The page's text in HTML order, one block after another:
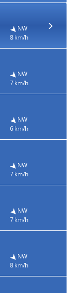
NW
8 km/h
NW
7 km/h
NW
6 km/h
NW
7 km/h
NW
7 km/h
NW
8 km/h